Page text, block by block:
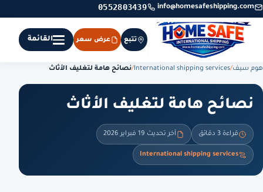
info@homesafeshipping.com
0552803439
تتبع عرض سعر القائمة
هوم سيف/
International shipping services
/نصائح هامة لتغليف الأثاث
نصائح هامة لتغليف الأثاث
قراءة 3 دقائق آخر تحديث 19 فبراير 2026
International shipping services